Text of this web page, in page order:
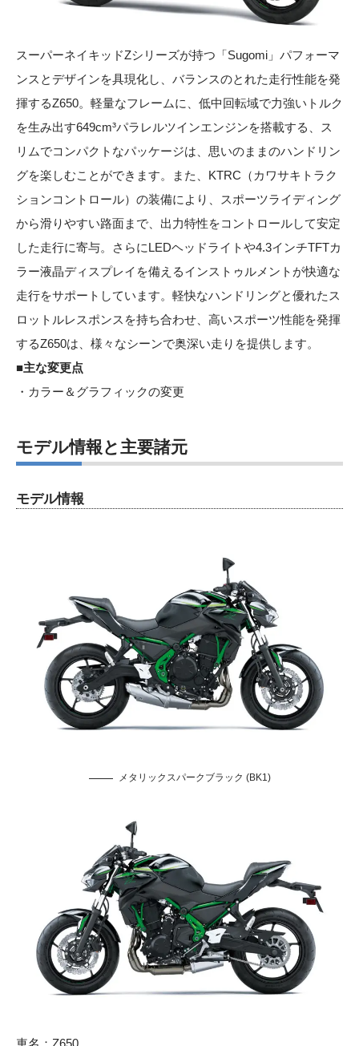
スーパーネイキッドZシリーズが持つ「Sugomi」パフォーマ
ンスとデザインを具現化し、バランスのとれた走行性能を発
揮するZ650。軽量なフレームに、低中回転域で力強いトルク
を生み出す649cm³パラレルツインエンジンを搭載する、ス
リムでコンパクトなパッケージは、思いのままのハンドリン
グを楽しむことができます。また、KTRC（カワサキトラク
ションコントロール）の装備により、スポーツライディング
から滑りやすい路面まで、出力特性をコントロールして安定
した走行に寄与。さらにLEDヘッドライトや4.3インチTFTカ
ラー液晶ディスプレイを備えるインストゥルメントが快適な
走行をサポートしています。軽快なハンドリングと優れたス
ロットルレスポンスを持ち合わせ、高いスポーツ性能を発揮
するZ650は、様々なシーンで奥深い走りを提供します。
■主な変更点
・カラー＆グラフィックの変更
モデル情報と主要諸元
モデル情報
メタリックスパークブラック (BK1)
車名：Z650